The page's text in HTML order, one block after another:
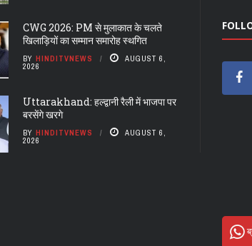
CWG 2026: PM से मुलाकात के चलते
खिलाड़ियों का सम्मान समारोह स्थगित
BY HINDITVNEWS AUGUST 6,
2026
Uttarakhand: हल्द्वानी रैली में भाजपा पर
बरसेंगे खरगे
BY HINDITVNEWS AUGUST 6,
2026